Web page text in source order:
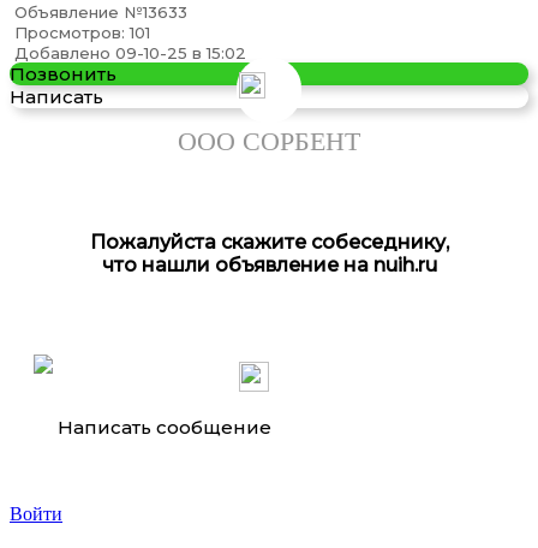
Приобретаем герметики Бутил каучуковые ...
Объявление №13633
Просмотров: 101
Добавлено 09-10-25 в 15:02
Позвонить
Написать
ООО СОРБЕНТ
Пожалуйста скажите собеседнику,
что нашли объявление на nuih.ru
Написать сообщение
Войти